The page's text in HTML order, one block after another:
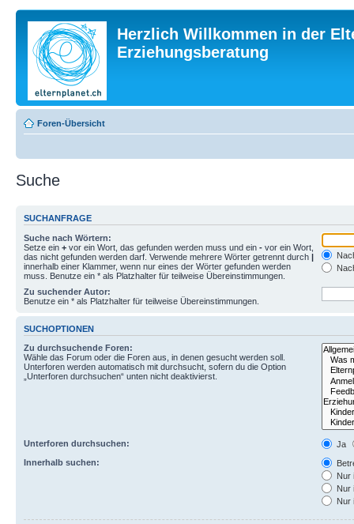
Herzlich Willkommen in der
Erziehungsberatung
Foren-Übersicht
Suche
SUCHANFRAGE
Suche nach Wörtern:
Setze ein + vor ein Wort, das gefunden werden muss und ein - vor ein Wort,
das nicht gefunden werden darf. Verwende mehrere Wörter getrennt durch |
innerhalb einer Klammer, wenn nur eines der Wörter gefunden werden
muss. Benutze ein * als Platzhalter für teilweise Übereinstimmungen.
Zu suchender Autor:
Benutze ein * als Platzhalter für teilweise Übereinstimmungen.
SUCHOPTIONEN
Zu durchsuchende Foren:
Wähle das Forum oder die Foren aus, in denen gesucht werden soll.
Unterforen werden automatisch mit durchsucht, sofern du die Option
„Unterforen durchsuchen“ unten nicht deaktivierst.
Unterforen durchsuchen:
Ja
Innerhalb suchen:
Nur
Nur
Nur